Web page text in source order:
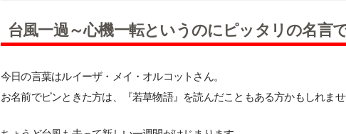
台風一過～心機一転というのにピッタリの名言
今日の言葉はルイーザ・メイ・オルコットさん。
お名前でピンときた方は、『若草物語』を読んだこともある方かもしれませ